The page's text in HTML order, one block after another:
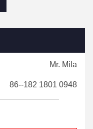
Mr. Mila
86--182 1801 0948